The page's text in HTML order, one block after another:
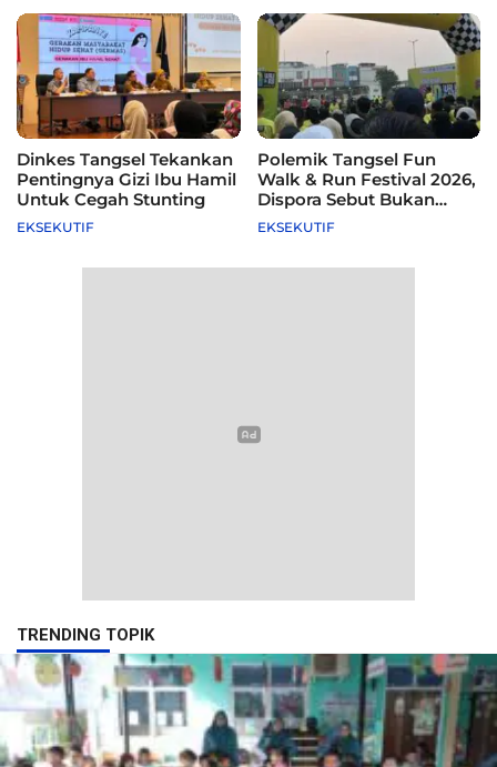
Dinkes Tangsel Tekankan
Pentingnya Gizi Ibu Hamil
Untuk Cegah Stunting
EKSEKUTIF
Polemik Tangsel Fun
Walk & Run Festival 2026,
Dispora Sebut Bukan
Agenda Pemkot
EKSEKUTIF
TRENDING TOPIK